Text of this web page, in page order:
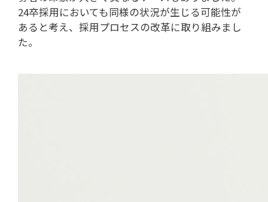
24卒採用においても同様の状況が生じる可能性が
あると考え、採用プロセスの改革に取り組みまし
た。